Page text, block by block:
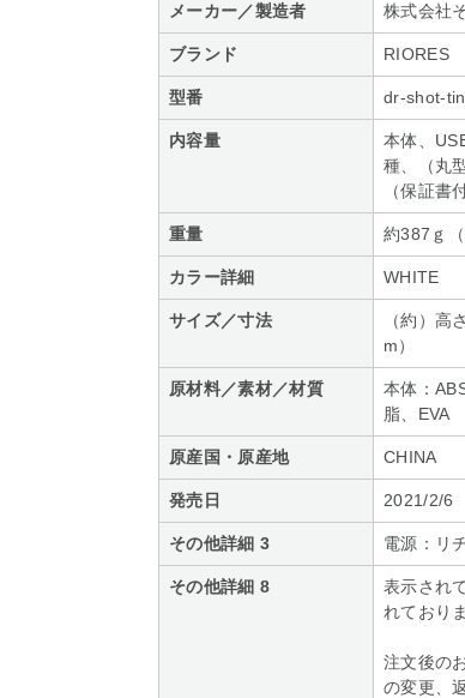
メーカー／製造者 株式会社
ブランド RIORES
型番 dr-shot-
内容量
本体、
種、（丸
（保証書
重量 約387ｇ
カラー詳細 WHITE
サイズ／寸法
（約）
m）
原材料／素材／材質
本体：
脂、EVA
原産国・原産地 CHINA
発売日 2021/2/6
その他詳細 3 電源：リ
その他詳細 8
表示され
れており
注文後の
の変更、